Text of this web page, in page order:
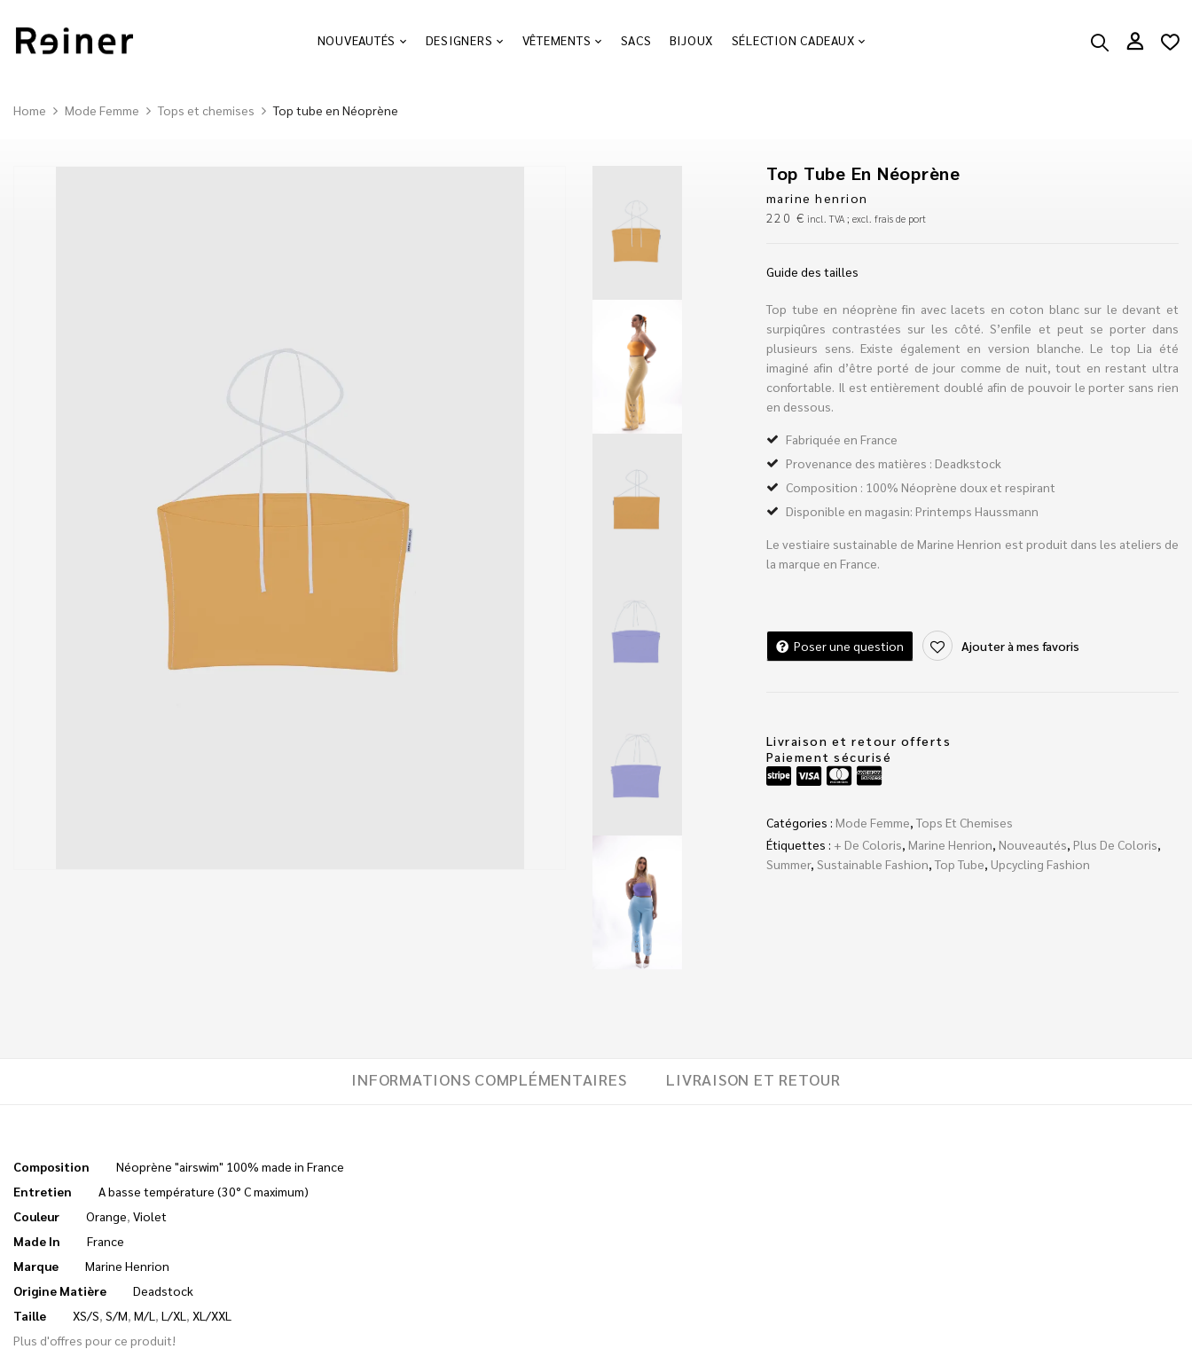
NOUVEAUTÉS DESIGNERS VÊTEMENTS SACS BIJOUX SÉLECTION CADEAUX
Home Mode Femme Tops et chemises Top tube en Néoprène
Top Tube En Néoprène
marine henrion
220 € incl. TVA ; excl. frais de port
Guide des tailles
Top tube en néoprène fin avec lacets en coton blanc sur le devant et
surpiqûres contrastées sur les côté. S’enfile et peut se porter dans
plusieurs sens. Existe également en version blanche. Le top Lia été
imaginé afin d’être porté de jour comme de nuit, tout en restant ultra
confortable. Il est entièrement doublé afin de pouvoir le porter sans rien
en dessous.
Fabriquée en France
Provenance des matières : Deadkstock
Composition : 100% Néoprène doux et respirant
Disponible en magasin: Printemps Haussmann
Le vestiaire sustainable de Marine Henrion est produit dans les ateliers de
la marque en France.
Poser une question Ajouter à mes favoris
Livraison et retour offerts
Paiement sécurisé
Catégories : Mode Femme, Tops Et Chemises
Étiquettes : + De Coloris, Marine Henrion, Nouveautés, Plus De Coloris,
Summer, Sustainable Fashion, Top Tube, Upcycling Fashion
INFORMATIONS COMPLÉMENTAIRES LIVRAISON ET RETOUR
Composition
Néoprène "airswim" 100% made in France
Entretien
A basse température (30° C maximum)
Couleur
Orange, Violet
Made In
France
Marque
Marine Henrion
Origine Matière
Deadstock
Taille
XS/S, S/M, M/L , L/XL , XL/XXL
Plus d'offres pour ce produit!